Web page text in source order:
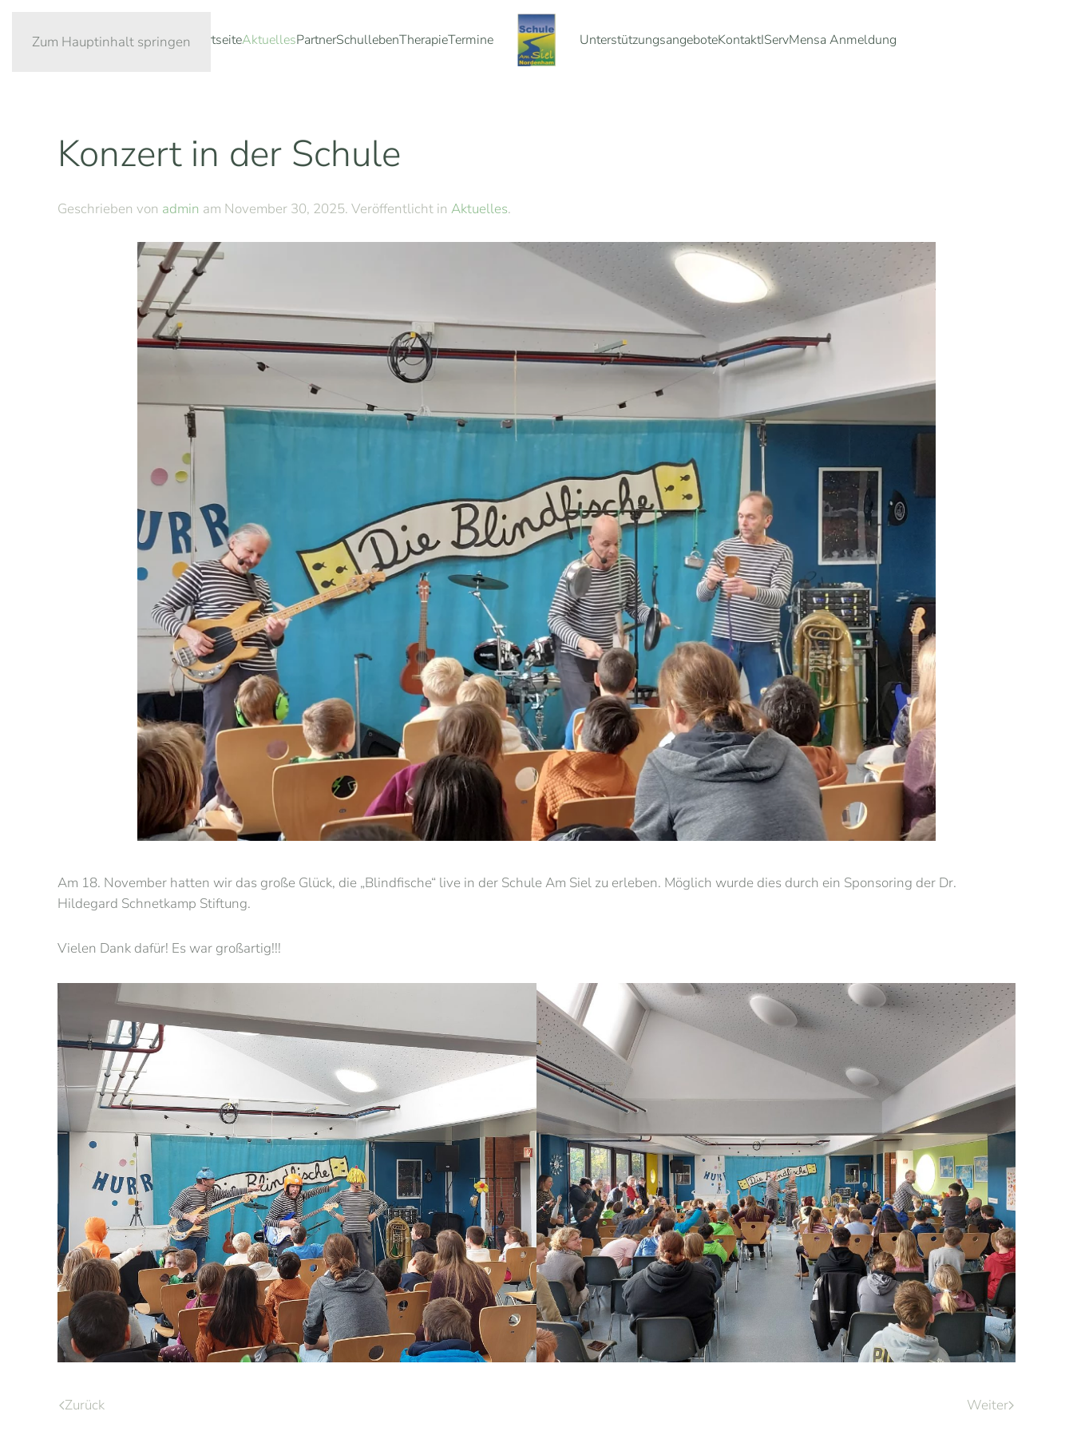
Zum Hauptinhalt springen StartseiteAktuellesPartnerSchullebenTherapieTermine UnterstützungsangeboteKontaktIServMensa Anmeldung
Konzert in der Schule
Geschrieben von admin am November 30, 2025. Veröffentlicht in Aktuelles.
Am 18. November hatten wir das große Glück, die „Blindfische“ live in der Schule Am Siel zu erleben. Möglich wurde dies durch ein Sponsoring der Dr.
Hildegard Schnetkamp Stiftung.
Vielen Dank dafür! Es war großartig!!!
Zurück Weiter